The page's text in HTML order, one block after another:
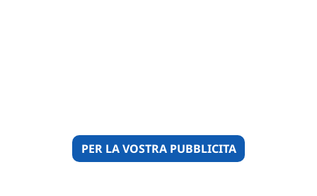
PER LA VOSTRA PUBBLICITA